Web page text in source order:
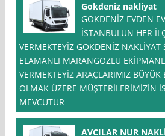
Gokdeniz nakliyat
GOKDENİZ EVDEN
İSTANBULUN HER
VERMEKTEYİZ GOKDENİZ NAKLİYAT
ELAMANLI MARANGOZLU
VERMEKTEYİZ ARAÇLARIMIZ
OLMAK ÜZERE MÜŞTERİLERİMİZİN
MEVCUTUR
AVCILAR NUR